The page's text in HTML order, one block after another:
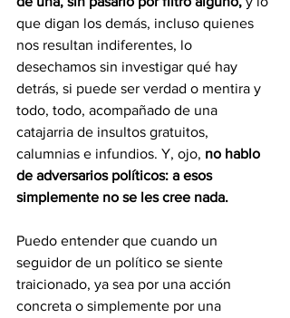
que digan los demás, incluso quienes
nos resultan indiferentes, lo
desechamos sin investigar qué hay
detrás, si puede ser verdad o mentira y
todo, todo, acompañado de una
catajarria de insultos gratuitos,
calumnias e infundios. Y, ojo, no hablo
de adversarios políticos: a esos
simplemente no se les cree nada.
Puedo entender que cuando un
seguidor de un político se siente
traicionado, ya sea por una acción
concreta o simplemente por una